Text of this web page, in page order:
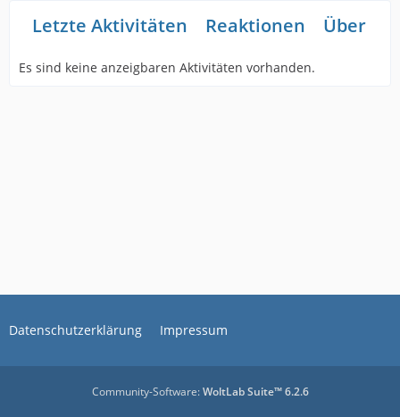
Letzte Aktivitäten Reaktionen Über
Es sind keine anzeigbaren Aktivitäten vorhanden.
Datenschutzerklärung Impressum
Community-Software:WoltLab Suite™ 6.2.6